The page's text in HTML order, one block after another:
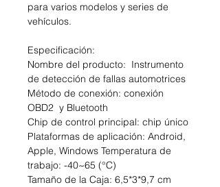
para varios modelos y series de
vehículos.
Especificación:
Nombre del producto: Instrumento
de detección de fallas automotrices
Método de conexión: conexión
OBD2 y Bluetooth
Chip de control principal: chip único
Plataformas de aplicación: Android,
Apple, Windows Temperatura de
trabajo: -40~65 (°C)
Tamaño de la Caja: 6,5*3*9,7 cm